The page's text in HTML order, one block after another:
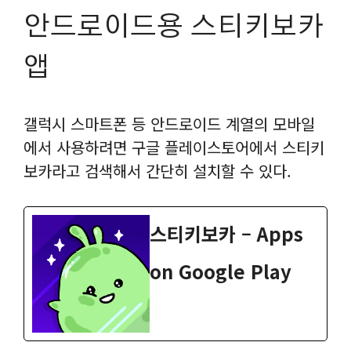
안드로이드용 스티키보카
앱
갤럭시 스마트폰 등 안드로이드 계열의 모바일
에서 사용하려면 구글 플레이스토어에서 스티키
보카라고 검색해서 간단히 설치할 수 있다.
스티키보카 – Apps
on Google Play